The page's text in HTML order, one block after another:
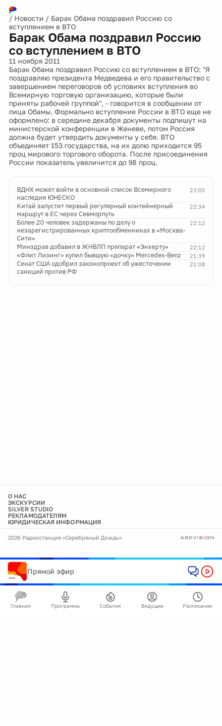
/ Новости / Барак Обама поздравил Россию со
вступлением в ВТО
Барак Обама поздравил Россию
со вступлением в ВТО
11 ноября 2011
Барак Обама поздравил Россию со вступлением в ВТО: "Я
поздравляю президента Медведева и его правительство с
завершением переговоров об условиях вступления во
Всемирную торговую организацию, которые были
приняты рабочей группой", - говорится в сообщении от
лица Обамы. Формально вступление России в ВТО еще не
оформлено: в середине декабря документы подпишут на
министерской конференции в Женеве, потом Россия
должна будет утвердить документы у себя. ВТО
объединяет 153 государства, на их долю приходится 95
проц мирового торгового оборота. После присоединения
России показатель увеличится до 98 проц.
23:05
ВДНХ может войти в основной список Всемирного
наследия ЮНЕСКО
22:34
Китай запустит первый регулярный контейнерный
маршрут в ЕС через Севморпуть
22:12
Более 20 человек задержаны по делу о
незарегистрированных криптообменниках в «Москва-
Сити»
22:12
Минздрав добавил в ЖНВЛП препарат «Энхерту»
21:39
«Флит Лизинг» купил бывшую «дочку» Mercedes-Benz
21:08
Сенат США одобрил законопроект об ужесточении
санкций против РФ
О НАС
ЭКСКУРСИИ
SILVER STUDIO
РЕКЛАМОДАТЕЛЯМ
ЮРИДИЧЕСКАЯ ИНФОРМАЦИЯ
2026 Радиостанция «Серебряный Дождь»
Прямой эфир
Главная Программы События Ведущие Расписание